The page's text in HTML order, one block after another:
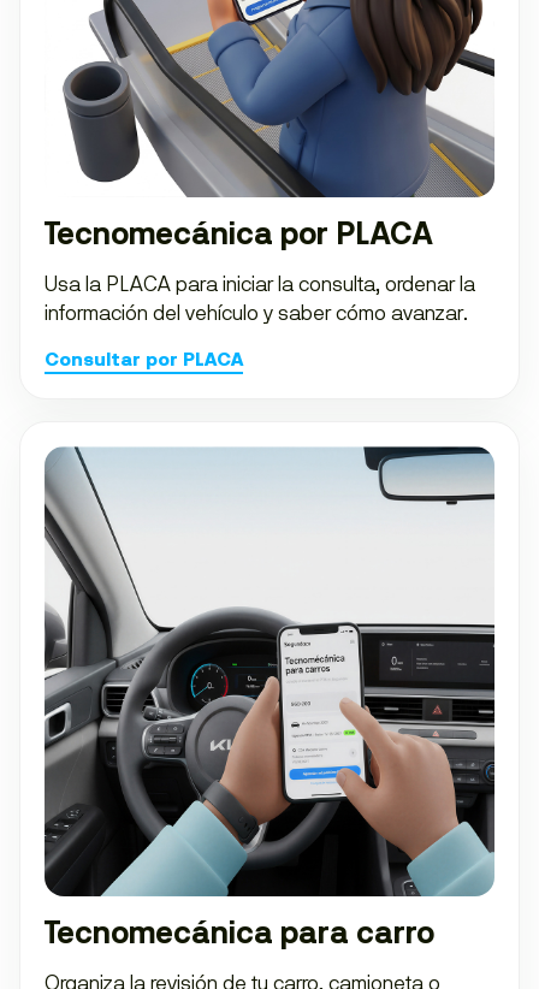
Tecnomecánica por PLACA
Usa la PLACA para iniciar la consulta, ordenar la
información del vehículo y saber cómo avanzar.
Consultar por PLACA
Tecnomecánica para carro
Organiza la revisión de tu carro, camioneta o